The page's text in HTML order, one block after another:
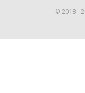
© 2018 -